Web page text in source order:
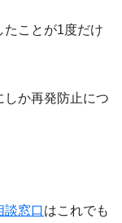
ことが1度だけ
か再発防止につ
談窓口はこれでも